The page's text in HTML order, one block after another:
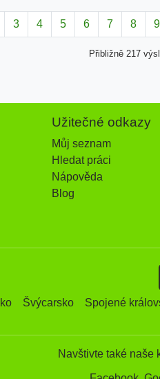
3 4 5 6 7 8 9
Přibližně 217
Užitečné odkazy
Můj seznam
Hledat práci
Nápověda
Blog
Švýcarsko Spojené
Navštivte také naše